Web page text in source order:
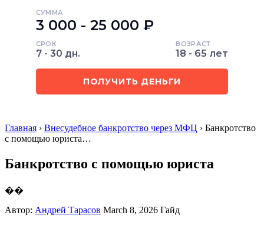
СУММА
3 000 - 25 000 ₽
СРОК
7 - 30 дн.
ВОЗРАСТ
18 - 65 лет
ПОЛУЧИТЬ ДЕНЬГИ
Главная › Внесудебное банкротство через МФЦ › Банкротство
с помощью юриста…
Банкротство с помощью юриста
��
Автор: Андрей Тарасов March 8, 2026 Гайд